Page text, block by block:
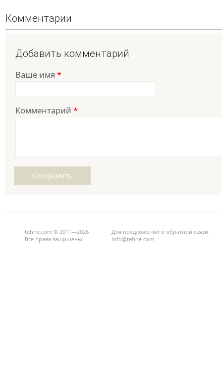
Комментарии
Добавить комментарий
Ваше имя *
Комментарий *
tehne.com © 2011—2026
Все права защищены.
Для предложений и обратной связи:
info@tehne.com